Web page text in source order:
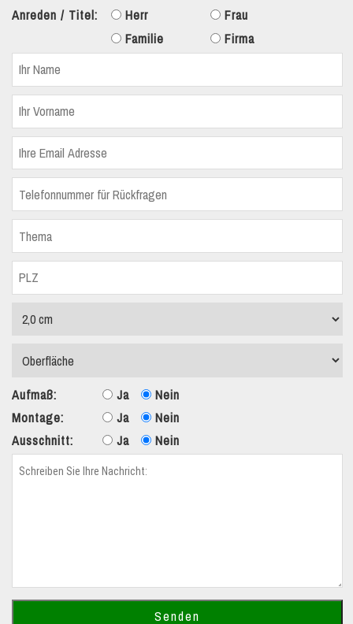
Anreden / Titel: Herr
Frau
Familie
Firma
Aufmaß: Ja
Nein
Montage:
Ja
Nein
Ausschnitt:
Ja Nein